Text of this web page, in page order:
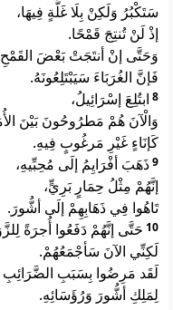
سَتَكْبُرُ وَلَكِنْ بِلَا غَلَّةٍ فِيهَا،
إذْ لَنْ تُنتِجَ قَمْحًا.
وَحَتَّى إنْ أنتَجَتْ بَعْضَ القَمْحِ
فَإنَّ الغُرَبَاءَ سَيَبْتَلِعُونَهُ.
8 ابتُلِعَ إسْرَائِيلُ،
وَالْآنَ هُمْ مَطرُوحُونَ بَيْنَ
كَإنَاءٍ غَيْرِ مَرغُوبٍ فِيهِ.
9ذَهَبَ أفْرَايِمُ إلَى مُحِبِّيهِ،
إنَّهُمْ مِثْلُ حِمَارٍ بَرِيٍّ،
تَاهُوا فِي ذَهَابِهِمْ إلَى أشُّورَ.
10 حَتَّى إنَّهُمْ دَفَعُوا أُجرَةً
لَكِنِّي الآنَ سَأجْمَعُهُمْ.
لَقَد مَرِضُوا بِسَبَبِ الضَّرَائِبِ
لِمَلِكِ أشُّورَ وَرُؤَسَائِهِ.